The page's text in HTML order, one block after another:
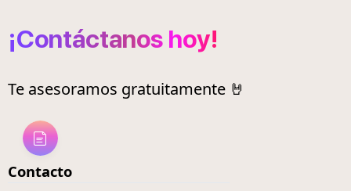
¡Contáctanos hoy!
Te asesoramos gratuitamente 🤘
Contacto